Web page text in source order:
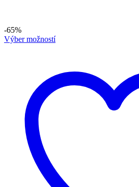
-65%
Výber možností